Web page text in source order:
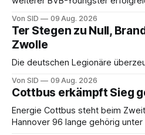
Von SID 09 Aug. 2026
Ter Stegen zu Null,
Zwolle
Die deutschen Legionäre
Von SID 09 Aug. 2026
Cottbus erkämpft Sieg
Energie Cottbus steht beim
Hannover 96 lange gehörig unter